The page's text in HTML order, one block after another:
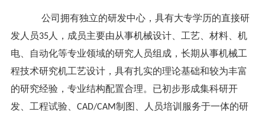
公司拥有独立的研发中心，具有大专学历的直接研
发人员35人，成员主要由从事机械设计、工艺、材料、机
电、自动化等专业领域的研究人员组成，长期从事机械工
程技术研究机工艺设计，具有扎实的理论基础和较为丰富
的研究经验，专业结构配置合理。已初步形成集科研开
发、工程试验、CAD/CAM制图、人员培训服务于一体的研